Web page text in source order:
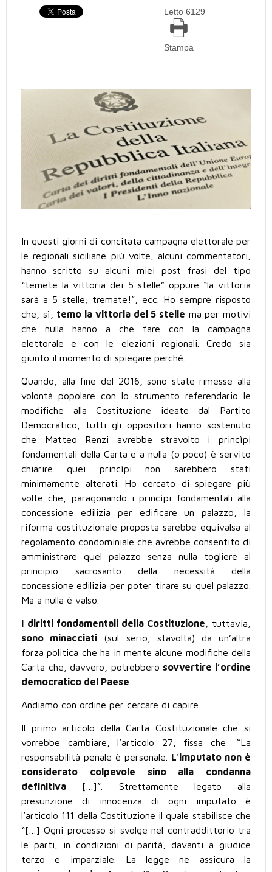
Letto 6129
Stampa
In questi giorni di concitata campagna elettorale per
le regionali siciliane più volte, alcuni commentatori,
hanno scritto su alcuni miei post frasi del tipo
“temete la vittoria dei 5 stelle” oppure “la vittoria
sarà a 5 stelle; tremate!”, ecc. Ho sempre risposto
che, sì, temo la vittoria dei 5 stelle ma per motivi
che nulla hanno a che fare con la campagna
elettorale e con le elezioni regionali. Credo sia
giunto il momento di spiegare perché.
Quando, alla fine del 2016, sono state rimesse alla
volontà popolare con lo strumento referendario le
modifiche alla Costituzione ideate dal Partito
Democratico, tutti gli oppositori hanno sostenuto
che Matteo Renzi avrebbe stravolto i princìpi
fondamentali della Carta e a nulla (o poco) è servito
chiarire quei princìpi non sarebbero stati
minimamente alterati. Ho cercato di spiegare più
volte che, paragonando i princìpi fondamentali alla
concessione edilizia per edificare un palazzo, la
riforma costituzionale proposta sarebbe equivalsa al
regolamento condominiale che avrebbe consentito di
amministrare quel palazzo senza nulla togliere al
principio sacrosanto della necessità della
concessione edilizia per poter tirare su quel palazzo.
Ma a nulla è valso.
I diritti fondamentali della Costituzione , tuttavia,
sono minacciati (sul serio, stavolta) da un’altra
forza politica che ha in mente alcune modifiche della
Carta che, davvero, potrebbero sovvertire l’ordine
democratico del Paese
Andiamo con ordine per cercare di capire.
Il primo articolo della Carta Costituzionale che si
vorrebbe cambiare, l’articolo 27, fissa che: “La
responsabilità penale è personale. L'imputato non è
considerato colpevole sino alla condanna
definitiva […]”. Strettamente legato alla
presunzione di innocenza di ogni imputato è
l’articolo 111 della Costituzione il quale stabilisce che
“[…] Ogni processo si svolge nel contraddittorio tra
le parti, in condizioni di parità, davanti a giudice
terzo e imparziale. La legge ne assicura la